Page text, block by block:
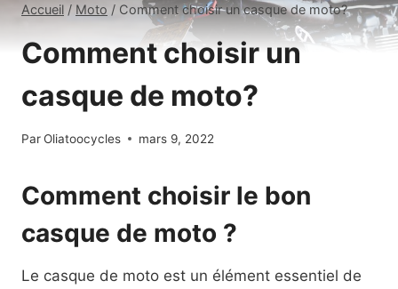
Accueil / Moto / Comment choisir un casque de moto?
Comment choisir un
casque de moto?
ParOliatoocycles mars 9, 2022
Comment choisir le bon
casque de moto ?
Le casque de moto est un élément essentiel de